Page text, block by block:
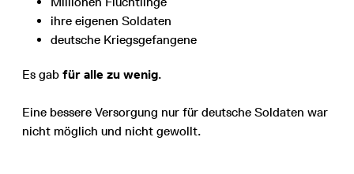
ihre eigenen Soldaten
deutsche Kriegsgefangene
Es gab für alle zu wenig.
Eine bessere Versorgung nur für deutsche Soldaten war
nicht möglich und nicht gewollt.